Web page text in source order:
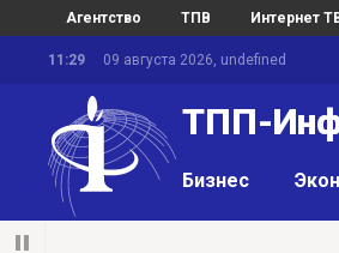
Агентство ТПВ Интернет
11:29 09 августа 2026, undefined
ТПП-
Бизнес